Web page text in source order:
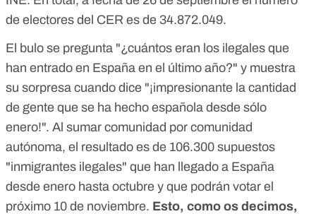
de electores del CER es de 34.872.049.
El bulo se pregunta "¿cuántos eran los ilegales que
han entrado en España en el último año?" y muestra
su sorpresa cuando dice "¡impresionante la cantidad
de gente que se ha hecho española desde sólo
enero!". Al sumar comunidad por comunidad
autónoma, el resultado es de 106.300 supuestos
"inmigrantes ilegales" que han llegado a España
desde enero hasta octubre y que podrán votar el
próximo 10 de noviembre. Esto, como os decimos,